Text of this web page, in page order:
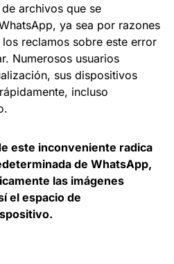
archivos que se
ya sea por razones
reclamos sobre este error
Numerosos usuarios
sus dispositivos
incluso
este inconveniente radica
de WhatsApp,
las imágenes
el espacio de